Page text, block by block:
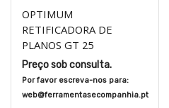
OPTIMUM
RETIFICADORA DE
PLANOS GT 25
Preço sob consulta.
Por favor escreva-nos para:
web@ferramentasecompanhia.pt